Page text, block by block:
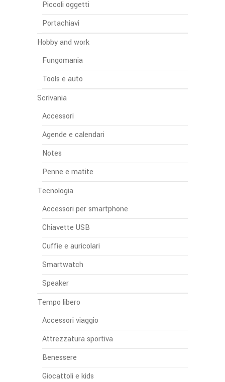
Piccoli oggetti
Portachiavi
Hobby and work
Fungomania
Tools e auto
Scrivania
Accessori
Agende e calendari
Notes
Penne e matite
Tecnologia
Accessori per smartphone
Chiavette USB
Cuffie e auricolari
Smartwatch
Speaker
Tempo libero
Accessori viaggio
Attrezzatura sportiva
Benessere
Giocattoli e kids